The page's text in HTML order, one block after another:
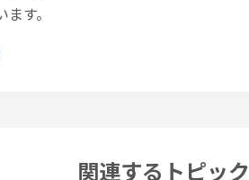
す。
関連するトピック